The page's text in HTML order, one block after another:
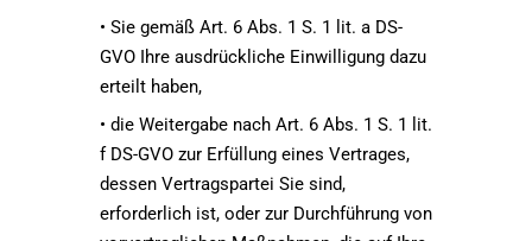
• Sie gemäß Art. 6 Abs. 1 S. 1 lit. a DS-
GVO Ihre ausdrückliche Einwilligung dazu
erteilt haben,
• die Weitergabe nach Art. 6 Abs. 1 S. 1 lit.
f DS-GVO zur Erfüllung eines Vertrages,
dessen Vertragspartei Sie sind,
erforderlich ist, oder zur Durchführung von